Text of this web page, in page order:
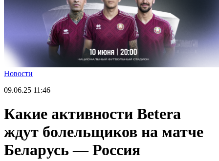
Новости
09.06.25 11:46
Какие активности Betera
ждут болельщиков на матче
Беларусь — Россия